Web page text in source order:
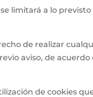
limitará a lo
de realizar
aviso, de
de cookies